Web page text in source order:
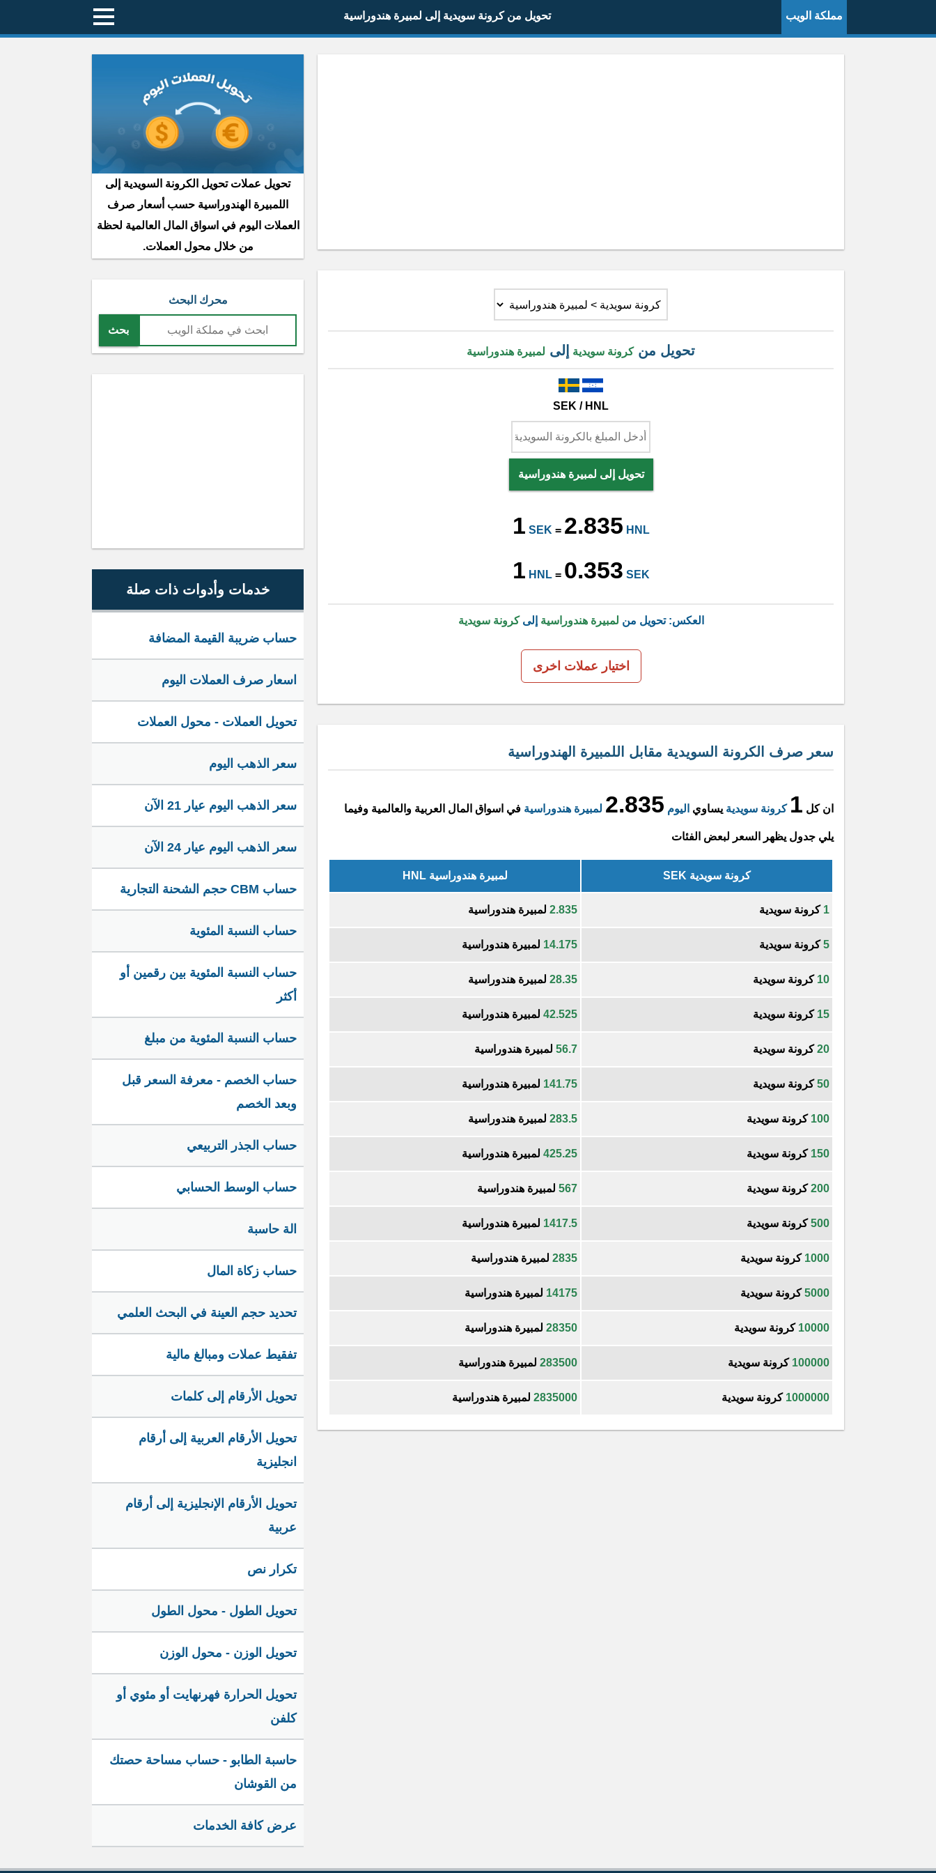
مملكة الويب تحويل من كرونة سويدية إلى لمبيرة هندوراسية
تحويل منكرونة سويدية إلى لمبيرة هندوراسية
SEK / HNL
تحويل إلى لمبيرة هندوراسية
1 SEK = 2.835 HNL
1 HNL= 0.353 SEK
العكس: تحويل من لمبيرة هندوراسية إلىكرونة سويدية
اختيار عملات اخرى
سعر صرف الكرونة السويدية مقابل اللمبيرة الهندوراسية
ان كل 1 كرونة سويدية يساوي اليوم 2.835 لمبيرة هندوراسية في اسواق المال العربية والعالمية وفيما
يلي جدول يظهر السعر لبعض الفئات
كرونة سويدية SEK لمبيرة هندوراسية HNL
1 كرونة سويدية 2.835 لمبيرة هندوراسية
5كرونة سويدية 14.175 لمبيرة هندوراسية
10 كرونة سويدية 28.35 لمبيرة هندوراسية
15 كرونة سويدية 42.525 لمبيرة هندوراسية
20كرونة سويدية 56.7 لمبيرة هندوراسية
50كرونة سويدية 141.75 لمبيرة هندوراسية
100 كرونة سويدية 283.5 لمبيرة هندوراسية
150 كرونة سويدية 425.25 لمبيرة هندوراسية
200كرونة سويدية 567 لمبيرة هندوراسية
500كرونة سويدية 1417.5 لمبيرة هندوراسية
1000 كرونة سويدية 2835 لمبيرة هندوراسية
5000كرونة سويدية 14175 لمبيرة هندوراسية
10000 كرونة سويدية 28350 لمبيرة هندوراسية
100000 كرونة سويدية 283500 لمبيرة هندوراسية
1000000 كرونة سويدية 2835000 لمبيرة هندوراسية
تحويل عملات تحويل الكرونة السويدية إلى
اللمبيرة الهندوراسية حسب أسعار صرف
العملات اليوم في اسواق المال العالمية لحظة
من خلال محول العملات.
محرك البحث
بحث
خدمات وأدوات ذات صلة
حساب ضريبة القيمة المضافة
اسعار صرف العملات اليوم
تحويل العملات - محول العملات
سعر الذهب اليوم
سعر الذهب اليوم عيار 21 الآن
سعر الذهب اليوم عيار 24 الآن
حساب CBM حجم الشحنة التجارية
حساب النسبة المئوية
حساب النسبة المئوية بين رقمين أو
أكثر
حساب النسبة المئوية من مبلغ
حساب الخصم - معرفة السعر قبل
وبعد الخصم
حساب الجذر التربيعي
حساب الوسط الحسابي
الة حاسبة
حساب زكاة المال
تحديد حجم العينة في البحث العلمي
تفقيط عملات ومبالغ مالية
تحويل الأرقام إلى كلمات
تحويل الأرقام العربية إلى أرقام
انجليزية
تحويل الأرقام الإنجليزية إلى أرقام
عربية
تكرار نص
تحويل الطول - محول الطول
تحويل الوزن - محول الوزن
تحويل الحرارة فهرنهايت أو مئوي أو
كلفن
حاسبة الطابو - حساب مساحة حصتك
من القوشان
عرض كافة الخدمات